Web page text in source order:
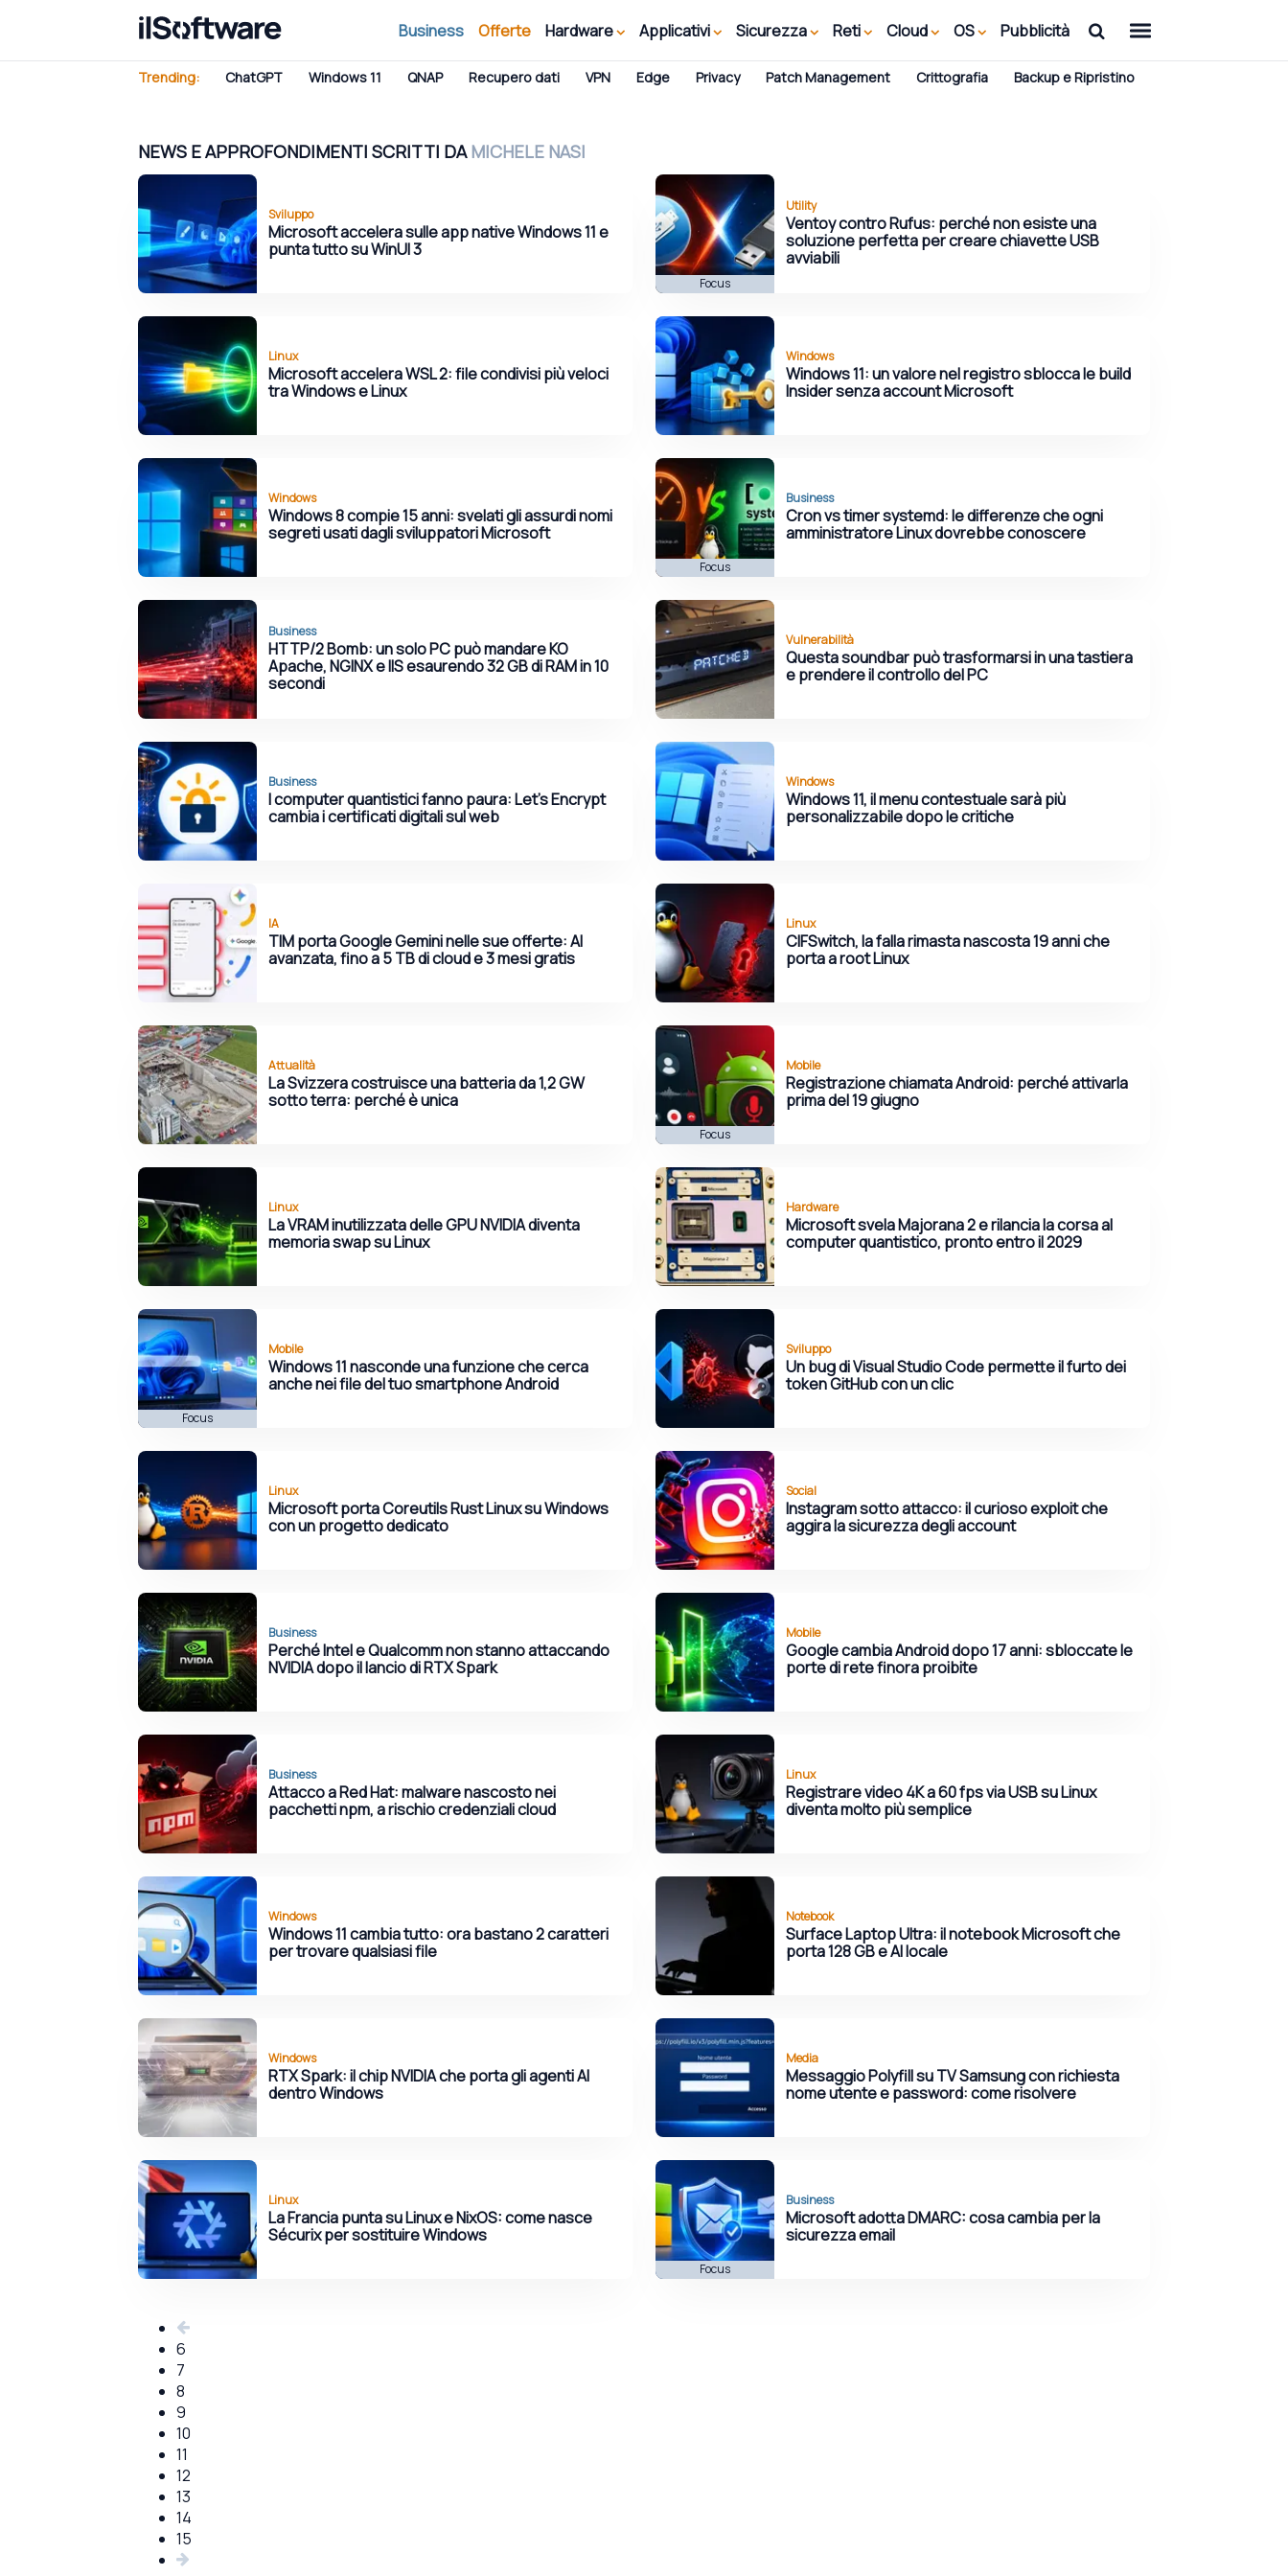
Business Offerte Hardware Applicativi Sicurezza Reti Cloud OS Pubblicità
Trending: ChatGPT Windows 11 QNAP Recupero dati VPN Edge Privacy Patch Management Crittografia Backup e Ripristino
NEWS E APPROFONDIMENTI SCRITTI DAMICHELE NASI
Sviluppo
Microsoft accelera sulle app native Windows 11 e
punta tutto su WinUI 3
Focus
Utility
Ventoy contro Rufus: perché non esiste una
soluzione perfetta per creare chiavette USB
avviabili
Linux
Microsoft accelera WSL 2: file condivisi più veloci
tra Windows e Linux
Windows
Windows 11: un valore nel registro sblocca le build
Insider senza account Microsoft
Windows
Windows 8 compie 15 anni: svelati gli assurdi nomi
segreti usati dagli sviluppatori Microsoft
Focus
Business
Cron vs timer systemd: le differenze che ogni
amministratore Linux dovrebbe conoscere
Business
HTTP/2 Bomb: un solo PC può mandare KO
Apache, NGINX e IIS esaurendo 32 GB di RAM in 10
secondi
Vulnerabilità
Questa soundbar può trasformarsi in una tastiera
e prendere il controllo del PC
Business
I computer quantistici fanno paura: Let's Encrypt
cambia i certificati digitali sul web
Windows
Windows 11, il menu contestuale sarà più
personalizzabile dopo le critiche
IA
TIM porta Google Gemini nelle sue offerte: AI
avanzata, fino a 5 TB di cloud e 3 mesi gratis
Linux
CIFSwitch, la falla rimasta nascosta 19 anni che
porta a root Linux
Attualità
La Svizzera costruisce una batteria da 1,2 GW
sotto terra: perché è unica
Focus
Mobile
Registrazione chiamata Android: perché attivarla
prima del 19 giugno
Linux
La VRAM inutilizzata delle GPU NVIDIA diventa
memoria swap su Linux
Hardware
Microsoft svela Majorana 2 e rilancia la corsa al
computer quantistico, pronto entro il 2029
Focus
Mobile
Windows 11 nasconde una funzione che cerca
anche nei file del tuo smartphone Android
Sviluppo
Un bug di Visual Studio Code permette il furto dei
token GitHub con un clic
Linux
Microsoft porta Coreutils Rust Linux su Windows
con un progetto dedicato
Social
Instagram sotto attacco: il curioso exploit che
aggira la sicurezza degli account
Business
Perché Intel e Qualcomm non stanno attaccando
NVIDIA dopo il lancio di RTX Spark
Mobile
Google cambia Android dopo 17 anni: sbloccate le
porte di rete finora proibite
Business
Attacco a Red Hat: malware nascosto nei
pacchetti npm, a rischio credenziali cloud
Linux
Registrare video 4K a 60 fps via USB su Linux
diventa molto più semplice
Windows
Windows 11 cambia tutto: ora bastano 2 caratteri
per trovare qualsiasi file
Notebook
Surface Laptop Ultra: il notebook Microsoft che
porta 128 GB e AI locale
Windows
RTX Spark: il chip NVIDIA che porta gli agenti AI
dentro Windows
Media
Messaggio Polyfill su TV Samsung con richiesta
nome utente e password: come risolvere
Linux
La Francia punta su Linux e NixOS: come nasce
Sécurix per sostituire Windows
Focus
Business
Microsoft adotta DMARC: cosa cambia per la
sicurezza email
6
7
8
9
10
11
12
13
14
15